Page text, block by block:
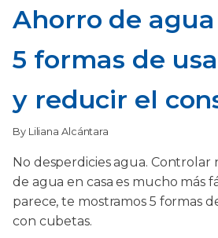
Ahorro de agua
5 formas de
y reducir el
By Liliana Alcántara
No desperdicies agua.
de agua en casa es mucho más
parece, te mostramos 5 formas
con cubetas.